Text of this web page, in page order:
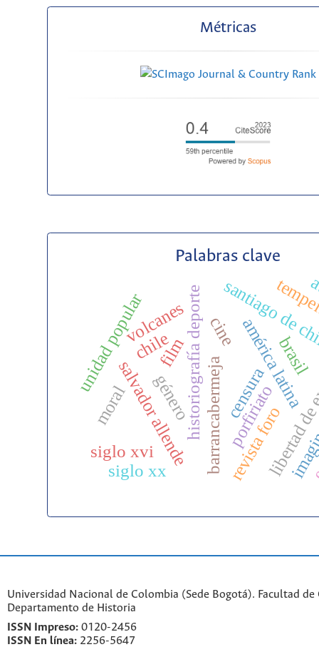
Métricas
Palabras clave
historiografía deporte américa latina
censura
cine
film
chile
salvador allende
unidad popular
barrancabermeja
moral
santiago de
siglo xvi
siglo xx
porfiriato
brasil
revista foro
volcanes
género
Universidad Nacional de Colombia (Sede Bogotá). Facultad de
Departamento de Historia
ISSN Impreso: 0120-2456
ISSN En línea: 2256-5647